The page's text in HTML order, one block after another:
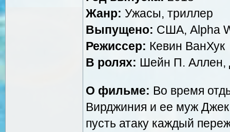
Жанр: Ужасы, триллер
Выпущено: США, Alpha
Режиссер: Кевин ВанХук
В ролях: Шейн П. Аллен,
О фильме: Во время
Вирджиния и ее муж
пусть атаку каждый